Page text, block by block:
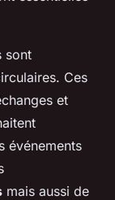
sont
Ces
et
événements
mais aussi de